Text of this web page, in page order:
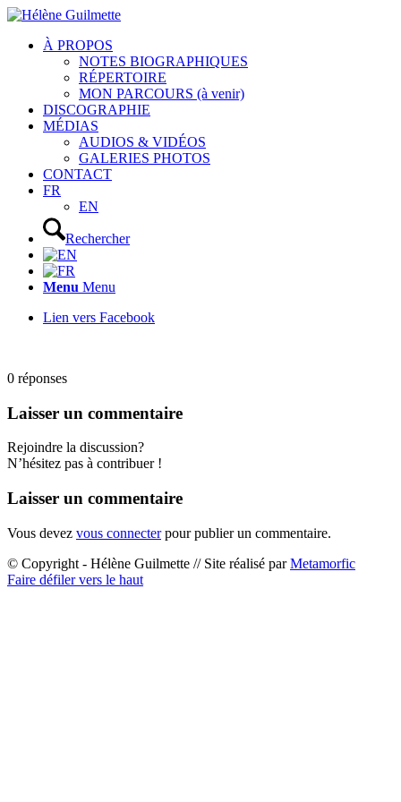
À PROPOS
NOTES BIOGRAPHIQUES
RÉPERTOIRE
MON PARCOURS (à venir)
DISCOGRAPHIE
MÉDIAS
AUDIOS & VIDÉOS
GALERIES PHOTOS
CONTACT
FR
EN
Rechercher
Menu Menu
Lien vers Facebook
0 réponses
Laisser un commentaire
Rejoindre la discussion?
N’hésitez pas à contribuer !
Laisser un commentaire
Vous devez vous connecterpour publier un commentaire.
© Copyright - Hélène Guilmette // Site réalisé parMetamorfic
Faire défiler vers le haut